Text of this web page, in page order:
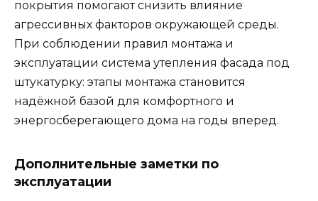
покрытия помогают снизить влияние
агрессивных факторов окружающей среды.
При соблюдении правил монтажа и
эксплуатации система утепления фасада под
штукатурку: этапы монтажа становится
надёжной базой для комфортного и
энергосберегающего дома на годы вперед.
Дополнительные заметки по
эксплуатации